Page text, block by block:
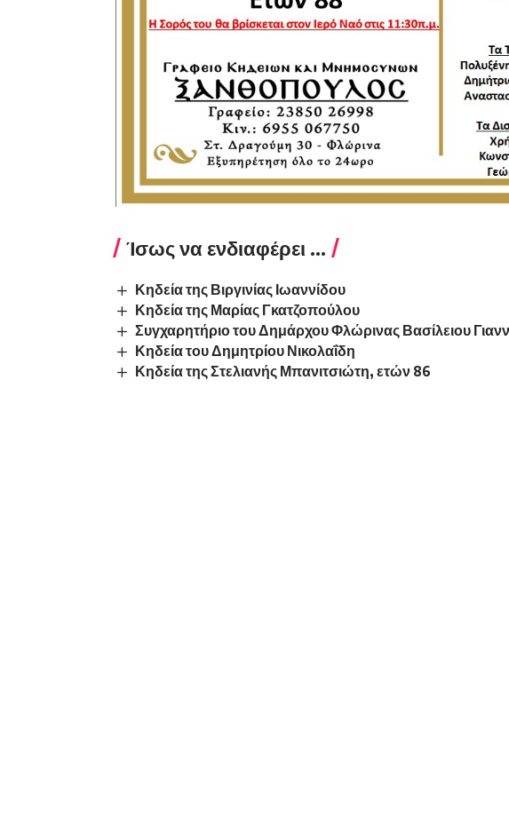
Ίσως να ενδιαφέρει ...
Κηδεία της Βιργινίας Ιωαννίδου
Κηδεία της Μαρίας Γκατζοπούλου
Συγχαρητήριο του Δημάρχου Φλώρινας Βασίλειου
Κηδεία του Δημητρίου Νικολαΐδη
Κηδεία της Στελιανής Μπανιτσιώτη, ετών 86